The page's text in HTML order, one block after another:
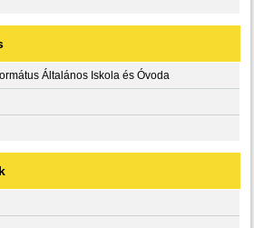
Általános Iskola és Óvoda